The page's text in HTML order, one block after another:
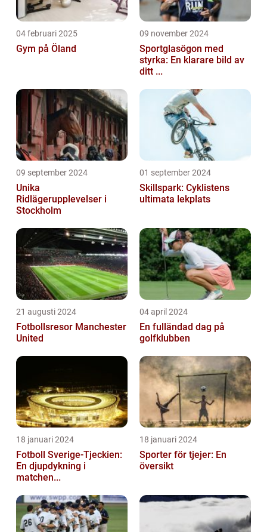
04 februari 2025
Gym på Öland
09 november 2024
Sportglasögon med
styrka: En klarare bild av
ditt ...
09 september 2024
Unika
Ridlägerupplevelser i
Stockholm
01 september 2024
Skillspark: Cyklistens
ultimata lekplats
21 augusti 2024
Fotbollsresor Manchester
United
04 april 2024
En fulländad dag på
golfklubben
18 januari 2024
Fotboll Sverige-Tjeckien:
En djupdykning i
matchen...
18 januari 2024
Sporter för tjejer: En
översikt